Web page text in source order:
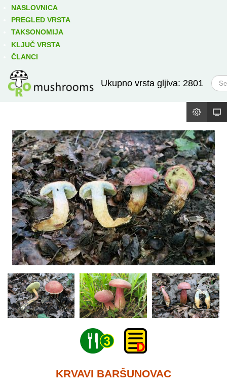
NASLOVNICA
PREGLED VRSTA
TAKSONOMIJA
KLJUČ VRSTA
ČLANCI
Ukupno vrsta gljiva: 2801
T
r
ž
KRVAVI BARŠUNOVAC
Izravno podređene niže takse: